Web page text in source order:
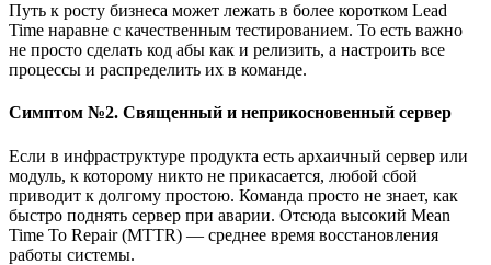
Путь к росту бизнеса может лежать в более коротком Lead
Time наравне с качественным тестированием. То есть важно
не просто сделать код абы как и релизить, а настроить все
процессы и распределить их в команде.
Симптом №2. Священный и неприкосновенный сервер
Если в инфраструктуре продукта есть архаичный сервер или
модуль, к которому никто не прикасается, любой сбой
приводит к долгому простою. Команда просто не знает, как
быстро поднять сервер при аварии. Отсюда высокий Mean
Time To Repair (MTTR) — среднее время восстановления
работы системы.